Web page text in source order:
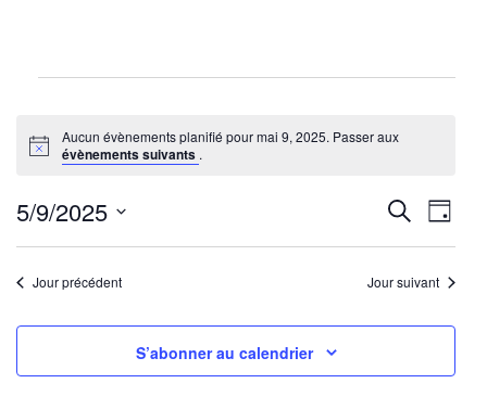
mai
2025
Notice
Aucun évènements planifié pour mai 9, 2025. Passer aux
évènements suivants .
et
de
vues
Recherche
de
Jour
5/9/2025
Sélectionnez
uneJour précédent Jour suivant
S’abonner au calendrier